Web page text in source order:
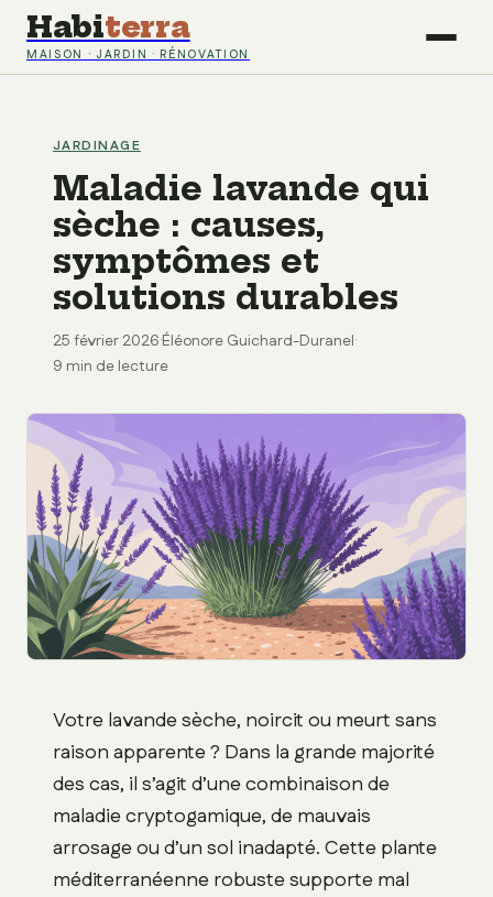
Habiterra
MAISON · JARDIN · RÉNOVATION
JARDINAGE
Maladie lavande qui
sèche : causes,
symptômes et
solutions durables
25 février 2026·Éléonore Guichard-Duranel·
9 min de lecture
Votre lavande sèche, noircit ou meurt sans
raison apparente ? Dans la grande majorité
des cas, il s’agit d’une combinaison de
maladie cryptogamique, de mauvais
arrosage ou d’un sol inadapté. Cette plante
méditerranéenne robuste supporte mal